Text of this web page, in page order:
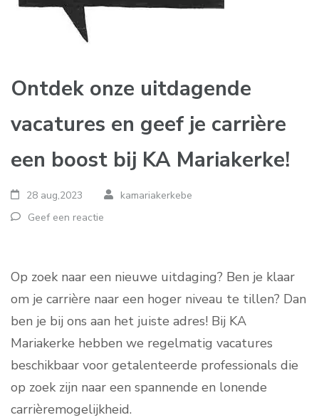
Ontdek onze uitdagende
vacatures en geef je carrière
een boost bij KA Mariakerke!
28 aug,2023
kamariakerkebe
Geef een reactie
Op zoek naar een nieuwe uitdaging? Ben je klaar
om je carrière naar een hoger niveau te tillen? Dan
ben je bij ons aan het juiste adres! Bij KA
Mariakerke hebben we regelmatig vacatures
beschikbaar voor getalenteerde professionals die
op zoek zijn naar een spannende en lonende
carrièremogelijkheid.